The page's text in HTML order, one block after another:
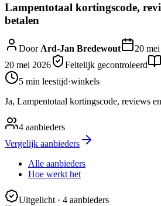
Lampentotaal kortingscode,
betalen
DoorArd-Jan Bredewout 20
20 mei 2026
Feitelijk gecontroleerd
5 min leestijd·winkels
Ja, Lampentotaal kortingscode, reviews
4 aanbieders
Vergelijk aanbieders
Alle aanbieders
Hoe werkt het
Uitgelicht· 4 aanbieders